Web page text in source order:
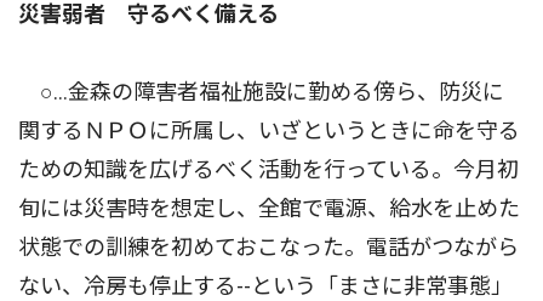
災害弱者 守るべく備える
○…金森の障害者福祉施設に勤める傍ら、防災に
関するＮＰＯに所属し、いざというときに命を守る
ための知識を広げるべく活動を行っている。今月初
旬には災害時を想定し、全館で電源、給水を止めた
状態での訓練を初めておこなった。電話がつながら
ない、冷房も停止する--という「まさに非常事態」